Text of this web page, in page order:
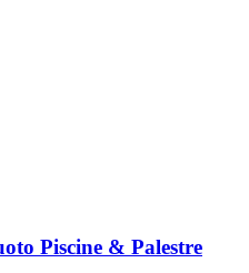
Piscine & Palestre